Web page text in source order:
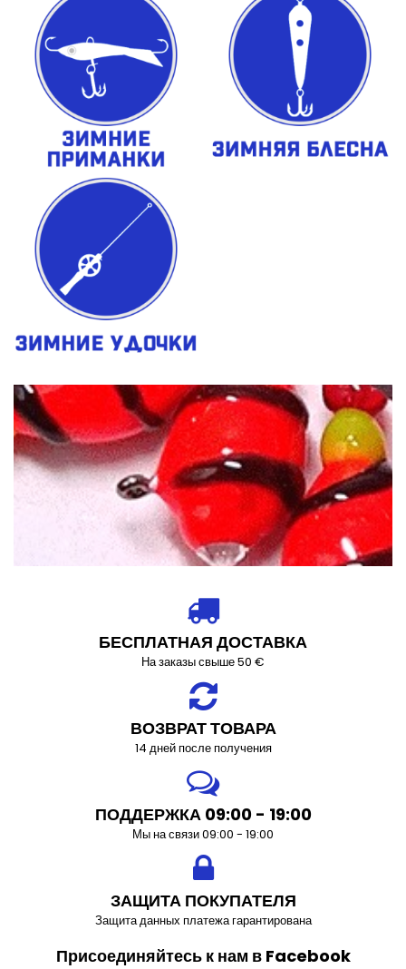
БЕСПЛАТНАЯ ДОСТАВКА
На заказы свыше 50 €
ВОЗВРАТ ТОВАРА
14 дней после получения
ПОДДЕРЖКА 09:00 - 19:00
Мы на связи 09:00 - 19:00
ЗАЩИТА ПОКУПАТЕЛЯ
Защита данных платежа гарантирована
Присоединяйтесь к нам в Facebook